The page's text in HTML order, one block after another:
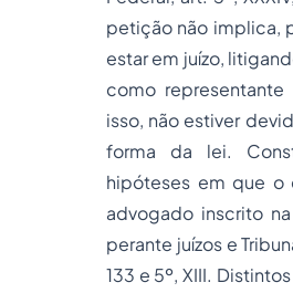
petição não implica,
estar em juízo,
como
isso, não estiver
forma da lei.
hipóteses em que o
advogado inscrito
perante juízos e
133 e 5º, XIII.